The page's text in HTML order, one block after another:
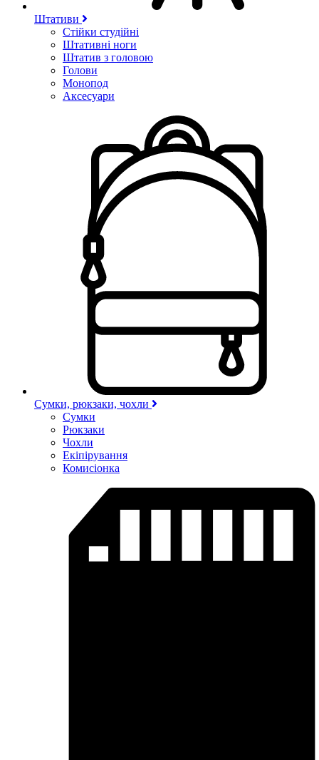
Штативи
Стійки студійні
Штативні ноги
Штатив з головою
Голови
Монопод
Аксесуари
Сумки, рюкзаки, чохли
Сумки
Рюкзаки
Чохли
Екіпірування
Комисіонка